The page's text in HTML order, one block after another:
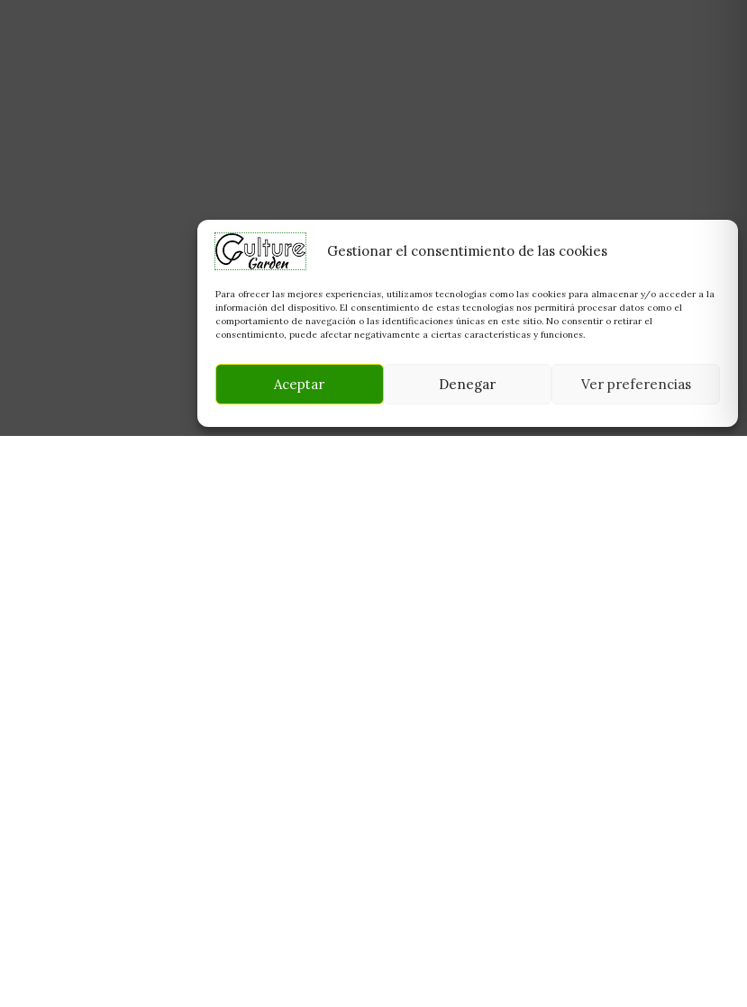
Gestionar el consentimiento de las cookies
Para ofrecer las mejores experiencias, utilizamos tecnologías como las cookies para almacenar y/o acceder a la
información del dispositivo. El consentimiento de estas tecnologías nos permitirá procesar datos como el
comportamiento de navegación o las identificaciones únicas en este sitio. No consentir o retirar el
consentimiento, puede afectar negativamente a ciertas características y funciones.
Aceptar Denegar Ver preferencias